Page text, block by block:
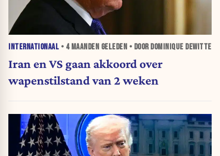
INTERNATIONAAL • 4 MAANDEN GELEDEN • DOOR DOMINIQUE DEWITTE
Iran en VS gaan akkoord over
wapenstilstand van 2 weken